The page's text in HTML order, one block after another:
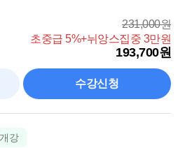
231,000원
초중급 5%+뉘앙스집중 3만원
193,700원
수강신청
개강